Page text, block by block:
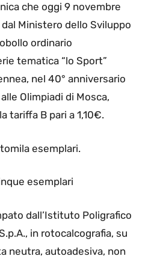
che oggi 9 novembre
Ministero dello Sviluppo
ordinario
tematica “lo Sport”
nel 40° anniversario
Olimpiadi di Mosca,
tariffa B pari a 1,10€.
esemplari.
esemplari
dall’Istituto Poligrafico
in rotocalcografia, su
neutra, autoadesiva, non